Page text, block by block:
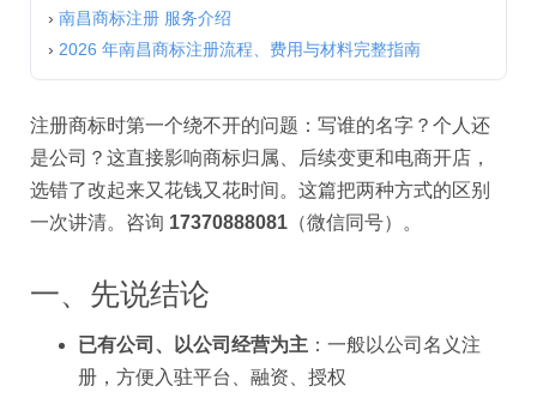
› 南昌商标注册 服务介绍
› 2026 年南昌商标注册流程、费用与材料完整指南
注册商标时第一个绕不开的问题：写谁的名字？个人还
是公司？这直接影响商标归属、后续变更和电商开店，
选错了改起来又花钱又花时间。这篇把两种方式的区别
一次讲清。咨询 17370888081 （微信同号）。
一、先说结论
已有公司、以公司经营为主 ：一般以公司名义注
册，方便入驻平台、融资、授权